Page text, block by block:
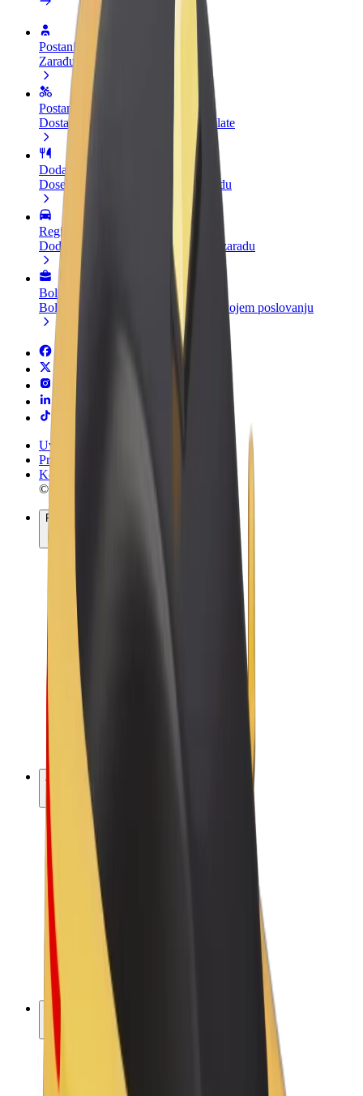
Postani vozač
Zarađuj po vlastitim uvjetima
Postani dostavljač
Dostavljaj hranu i primaj tjedne isplate
Dodaj restoran ili trgovinu
Dosegni više kupaca i povećaj zaradu
Registriraj se kao vlasnik flote
Dodaj svoju flotu na Bolt i povećaj zaradu
Bolt for Business
Bolt proizvodi i usluge prilagođeni tvojem poslovanju
Uvjeti i odredbe
Privatnost
Kolačići
© 2026 Bolt Technology OÜ
Proizvodi
Romobili
Bolt Market
Bolt Food
Bolt Drive
Bolt for Business
Električni bicikli
Bolt Plus
Zarađuj uz Bolt
Vozači
Zarada vozača
Dostavljači
Zarada dostavljača
Bolt Food trgovci
Franšize
Tvrtka
O platformi Bolt